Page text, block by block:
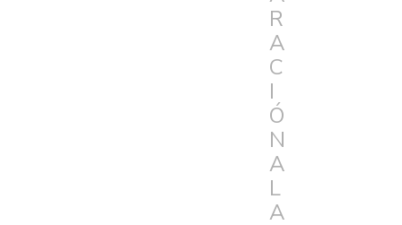
R
A
C
I
Ó
N
A
L
A